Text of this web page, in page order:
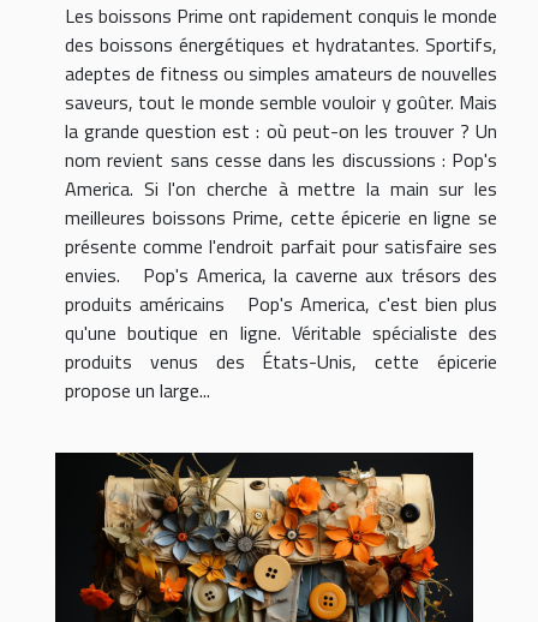
Les boissons Prime ont rapidement conquis le monde
des boissons énergétiques et hydratantes. Sportifs,
adeptes de fitness ou simples amateurs de nouvelles
saveurs, tout le monde semble vouloir y goûter. Mais
la grande question est : où peut-on les trouver ? Un
nom revient sans cesse dans les discussions : Pop's
America. Si l'on cherche à mettre la main sur les
meilleures boissons Prime, cette épicerie en ligne se
présente comme l'endroit parfait pour satisfaire ses
envies. Pop's America, la caverne aux trésors des
produits américains Pop's America, c'est bien plus
qu'une boutique en ligne. Véritable spécialiste des
produits venus des États-Unis, cette épicerie
propose un large...